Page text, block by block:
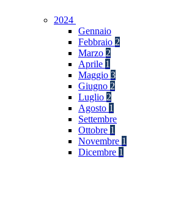
2024
Gennaio
Febbraio 2
Marzo 2
Aprile 1
Maggio 3
Giugno 2
Luglio 2
Agosto 1
Settembre
Ottobre 1
Novembre 1
Dicembre 1